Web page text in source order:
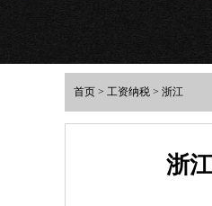
首页 > 工资纳税 > 浙江
浙